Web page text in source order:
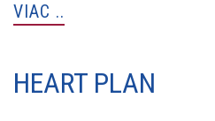
VIAC ..
HEART PLAN